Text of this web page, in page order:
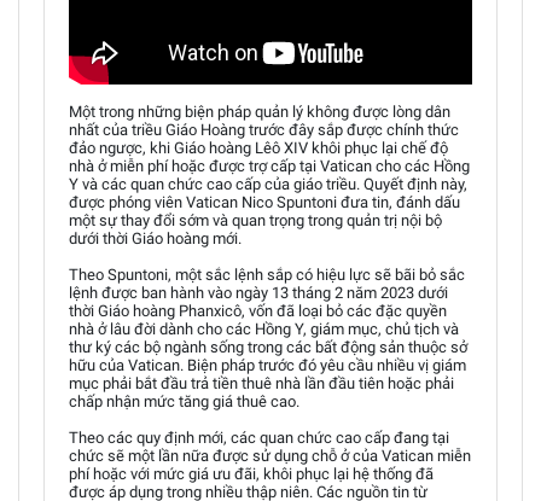
Một trong những biện pháp quản lý không được lòng dân
nhất của triều Giáo Hoàng trước đây sắp được chính thức
đảo ngược, khi Giáo hoàng Lêô XIV khôi phục lại chế độ
nhà ở miễn phí hoặc được trợ cấp tại Vatican cho các Hồng
Y và các quan chức cao cấp của giáo triều. Quyết định này,
được phóng viên Vatican Nico Spuntoni đưa tin, đánh dấu
một sự thay đổi sớm và quan trọng trong quản trị nội bộ
dưới thời Giáo hoàng mới.
Theo Spuntoni, một sắc lệnh sắp có hiệu lực sẽ bãi bỏ sắc
lệnh được ban hành vào ngày 13 tháng 2 năm 2023 dưới
thời Giáo hoàng Phanxicô, vốn đã loại bỏ các đặc quyền
nhà ở lâu đời dành cho các Hồng Y, giám mục, chủ tịch và
thư ký các bộ ngành sống trong các bất động sản thuộc sở
hữu của Vatican. Biện pháp trước đó yêu cầu nhiều vị giám
mục phải bắt đầu trả tiền thuê nhà lần đầu tiên hoặc phải
chấp nhận mức tăng giá thuê cao.
Theo các quy định mới, các quan chức cao cấp đang tại
chức sẽ một lần nữa được sử dụng chỗ ở của Vatican miễn
phí hoặc với mức giá ưu đãi, khôi phục lại hệ thống đã
được áp dụng trong nhiều thập niên. Các nguồn tin từ